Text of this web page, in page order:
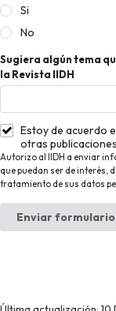
Si
No
Sugiera algún tema
la Revista IIDH
Estoy de acuerdo
otras
Autorizo al IIDH a enviar
que puedan ser de interés,
tratamiento de sus datos
Enviar formulario